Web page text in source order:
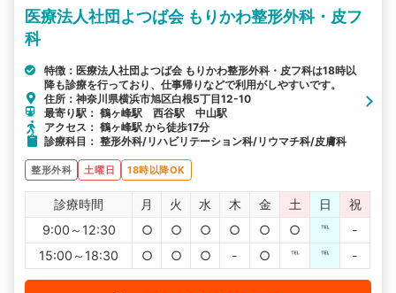
検索する
詳細条件で絞り込む
その他の検索方法
駅から探す 院名から探す
医療法人社団よつば会 もりかわ整形外科・皮フ
科
特徴：医療法人社団よつば会 もりかわ整形外科・皮フ科は18時以
降も診療を行っており、仕事帰りなどで利用がしやすいです。
住所：神奈川県横浜市旭区白根5丁目12-10
最寄り駅： 鶴ヶ峰駅 西谷駅 中山駅
アクセス： 鶴ヶ峰駅 から徒歩17分
診療科目： 整形外科/リハビリテーション科/リウマチ科/皮膚科
整形外科 土曜日 18時以降OK
診療時間 月 火 水 木 金 土 日
祝
9:00～12:30
○ ○ ○ ○ ○ ○ ℡
-
15:00～18:30
○ ○ ○ - ○ ℡ ℡ -